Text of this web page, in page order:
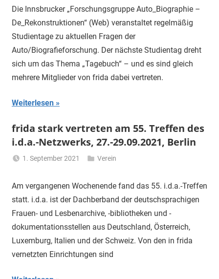
Gerhalter
Die Innsbrucker „Forschungsgruppe Auto_Biographie –
De_Rekonstruktionen“ (Web) veranstaltet regelmäßig
Studientage zu aktuellen Fragen der
Auto/Biografieforschung. Der nächste Studientag dreht
sich um das Thema „Tagebuch“ – und es sind gleich
mehrere Mitglieder von frida dabei vertreten.
Weiterlesen
frida stark vertreten am 55. Treffen des
i.d.a.-Netzwerks, 27.-29.09.2021, Berlin
1. September 2021
Gerhalter
Verein
Am vergangenen Wochenende fand das 55. i.d.a.-Treffen
statt. i.d.a. ist der Dachberband der deutschsprachigen
Frauen- und Lesbenarchive, -bibliotheken und -
dokumentationsstellen aus Deutschland, Österreich,
Luxemburg, Italien und der Schweiz. Von den in frida
vernetzten Einrichtungen sind